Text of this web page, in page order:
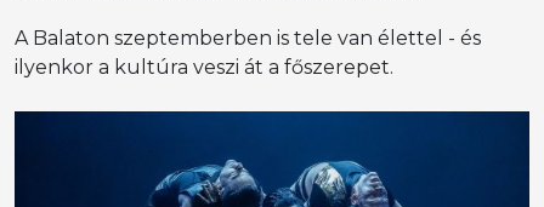
A Balaton szeptemberben is tele van élettel - és
ilyenkor a kultúra veszi át a főszerepet.